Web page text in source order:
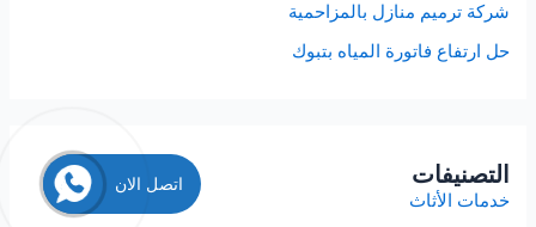
شركة ترميم منازل بالمزاحمية
حل ارتفاع فاتورة المياه بتبوك
التصنيفات
خدمات الأثاث
اتصل الان